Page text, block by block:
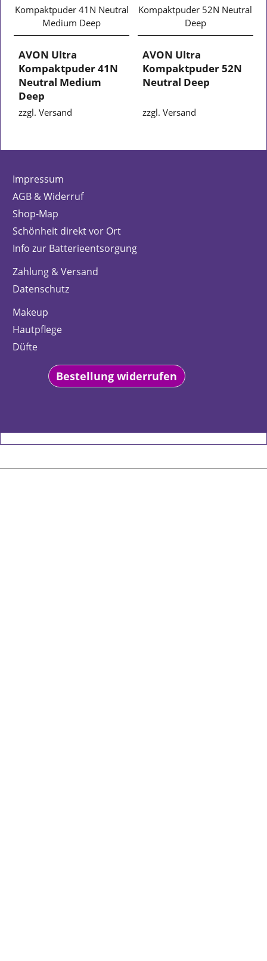
AVON Ultra
Kompaktpuder 41N
Neutral Medium
Deep
zzgl. Versand
AVON Ultra
Kompaktpuder 52N
Neutral Deep
zzgl. Versand
Impressum
AGB & Widerruf
Shop-Map
Schönheit direkt vor Ort
Info zur Batterieentsorgung
Zahlung & Versand
Datenschutz
Makeup
Hautpflege
Düfte
Bestellung widerrufen